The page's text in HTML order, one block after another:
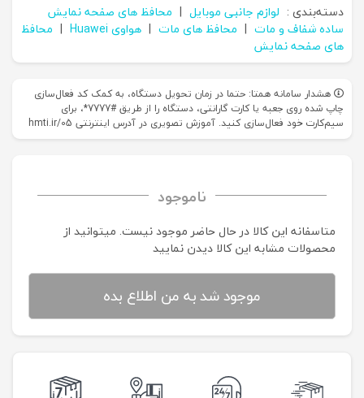
دسته‌بندی : لوازم جانبی موبایل | محافظ های صفحه نمایش
ساده شفاف و مات | محافظ های مات | هواوی Huawei | محافظ
های صفحه نمایش
هشدار سامانه همتا: حتما در زمان تحویل دستگاه، به کمک کد فعال‌سازی
چاپ شده روی جعبه یا کارت گارانتی، دستگاه را از طریق #7777*، برای
سیم‌کارت خود فعال‌سازی کنید. آموزش تصویری در آدرس اینترنتی hmti.ir/05
ناموجود
متاسفانه این کالا در حال حاضر موجود نیست. می‍توانید از
محصولات مشابه این کالا دیدن نمایید
موجود شد به من اطلاع بده